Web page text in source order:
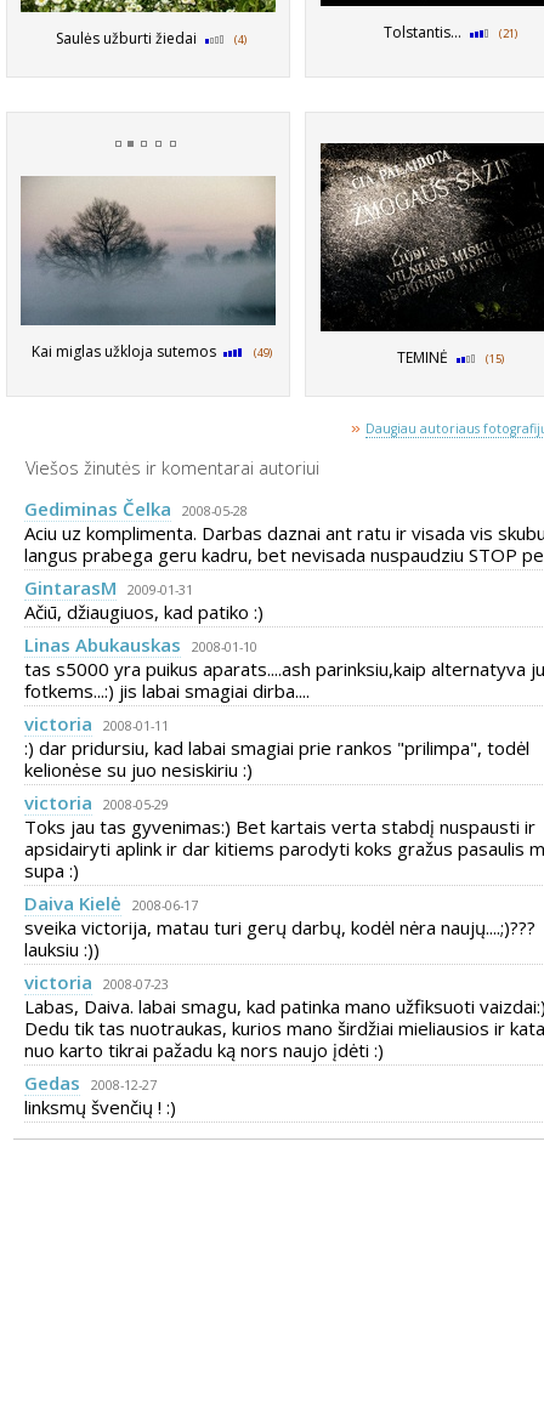
Saulės užburti žiedai (4) Tolstantis... (21)
Kai miglas užkloja sutemos (49) TEMINĖ (15)
» Daugiau autoriaus
Viešos žinutės ir komentarai autoriui
Gediminas Čelka
2008-05-28
Aciu uz komplimenta. Darbas daznai ant ratu ir visada vis
langus prabega geru kadru, bet nevisada nuspaudziu STOP
GintarasM
2009-01-31
Ačiū, džiaugiuos, kad patiko :)
Linas Abukauskas
2008-01-10
tas s5000 yra puikus aparats....ash parinksiu,kaip alternatyva
fotkems...:) jis labai smagiai dirba....
victoria
2008-01-11
:) dar pridursiu, kad labai smagiai prie rankos "prilimpa", todėl
kelionėse su juo nesiskiriu :)
victoria
2008-05-29
Toks jau tas gyvenimas:) Bet kartais verta stabdį nuspausti ir
apsidairyti aplink ir dar kitiems parodyti koks gražus pasaulis
supa :)
Daiva Kielė
2008-06-17
sveika victorija, matau turi gerų darbų, kodėl nėra naujų....;)???
lauksiu :))
victoria
2008-07-23
Labas, Daiva. labai smagu, kad patinka mano užfiksuoti
Dedu tik tas nuotraukas, kurios mano širdžiai mieliausios ir
nuo karto tikrai pažadu ką nors naujo įdėti :)
Gedas
2008-12-27
linksmų švenčių ! :)